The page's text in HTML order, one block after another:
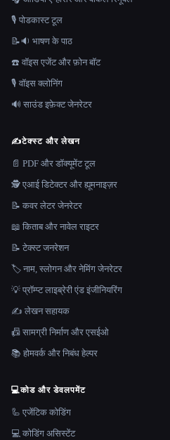
🎙️ पोडकास्ट टूल
📝🔉 भाषण के पाठ
☎️ वॉइस एजेंट और फ़ोन बॉट
🎙️ वॉइस क्लोनिंग
🔊 साउंड इफ़ेक्ट जेनरेटर
✍️टेक्स्ट और लेखन
📄 PDF और डॉक्यूमेंट टूल
🕵️ एआई डिटेक्टर और ह्यूमनाइज़र
📝 कवर लेटर जेनरेटर
📖 किताब और नावेल राइटर
📝 टेक्स्ट जनरेशन
🏷️ नाम, स्लोगन और नेमिंग जेनरेटर
💡 प्रॉम्प्ट लाइब्रेरी एंड इंजीनियरिंग
✍️ लेखन सहायक
📠 सामग्री निर्माण और एसईओ
📚 होमवर्क और निबंध हेल्पर
💻कोड और डेवलपमेंट
🦾 एजेंटिक कोडिंग
💻 कोडिंग असिस्टेंट